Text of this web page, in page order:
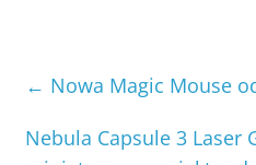
← Nowa Magic Mouse
Nebula Capsule 3 Laser